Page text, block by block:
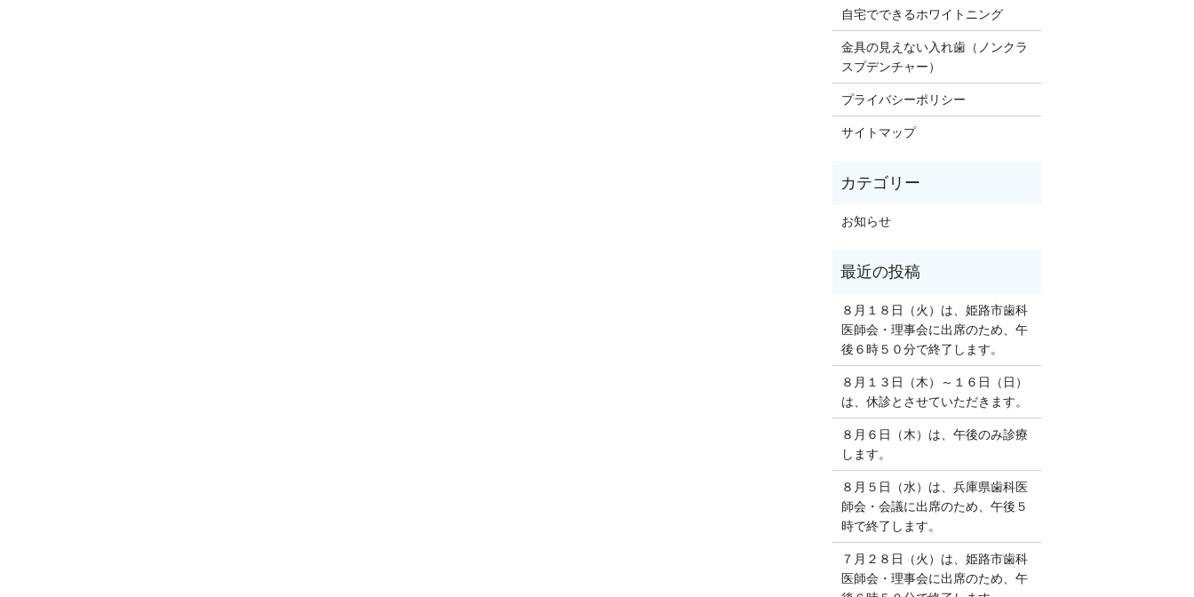
自宅でできるホワイトニング
金具の見えない入れ歯（ノンクラ
スプデンチャー）
プライバシーポリシー
サイトマップ
お知らせ
８月１８日（火）は、姫路市歯科
医師会・理事会に出席のため、午
後６時５０分で終了します。
８月１３日（木）～１６日（日）
は、休診とさせていただきます。
８月６日（木）は、午後のみ診療
します。
８月５日（水）は、兵庫県歯科医
師会・会議に出席のため、午後５
時で終了します。
７月２８日（火）は、姫路市歯科
医師会・理事会に出席のため、午